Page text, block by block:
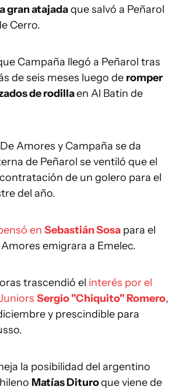
gran atajadaque salvó a Peñarol
Cerro.
Campaña llegó a Peñarol tras
de seis meses luego de romper
de rodillaen Al Batin de
Amores y Campaña se da
de Peñarol se ventiló que el
de un golero para el
del año.
en Sebastián Sosa para el
emigrara a Emelec.
trascendió el interés por el
Sergio "Chiquito" Romero,
y prescindible para
la posibilidad del argentino
Matías Dituroque viene de